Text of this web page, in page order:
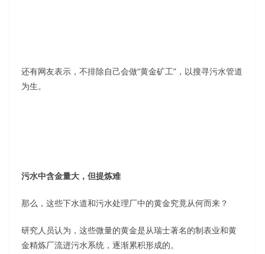
还有网友表示，不排除自己会做“黄金矿工”，以搜寻污水管道
为生。
污水中含金量大，但提炼难
那么，这些下水道和污水处理厂中的黄金究竟从何而来？
研究人员认为，这些微量的黄金是从瑞士著名的制表业和黄
金精炼厂流进污水系统，逐渐累积形成的。